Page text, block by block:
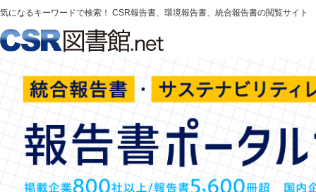
気になるキーワードで検索！ CSR報告書、環境報告書、統合報告書の閲覧サイト